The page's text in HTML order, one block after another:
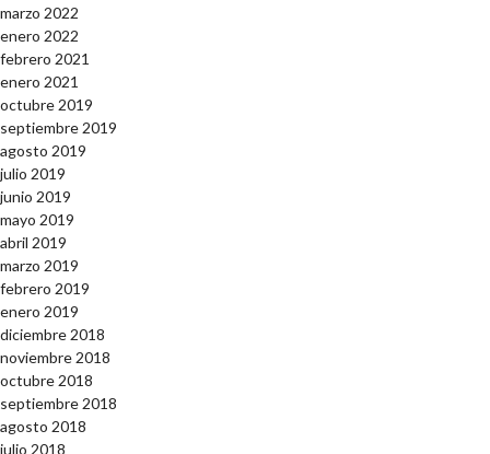
marzo 2022
enero 2022
febrero 2021
enero 2021
octubre 2019
septiembre 2019
agosto 2019
julio 2019
junio 2019
mayo 2019
abril 2019
marzo 2019
febrero 2019
enero 2019
diciembre 2018
noviembre 2018
octubre 2018
septiembre 2018
agosto 2018
julio 2018